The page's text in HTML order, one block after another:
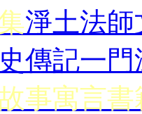
淨土法師
傳記一門
事寓言書